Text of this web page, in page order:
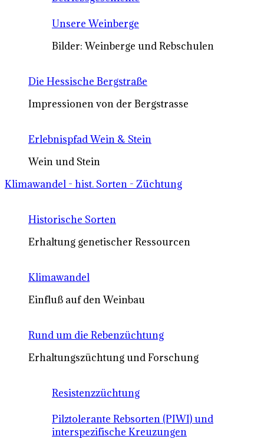
Unsere Weinberge
Bilder: Weinberge und Rebschulen
Die Hessische Bergstraße
Impressionen von der Bergstrasse
Erlebnispfad Wein & Stein
Wein und Stein
Klimawandel - hist. Sorten - Züchtung
Historische Sorten
Erhaltung genetischer Ressourcen
Klimawandel
Einfluß auf den Weinbau
Rund um die Rebenzüchtung
Erhaltungszüchtung und Forschung
Resistenzzüchtung
Pilztolerante Rebsorten (PIWI) und
interspezifische Kreuzungen